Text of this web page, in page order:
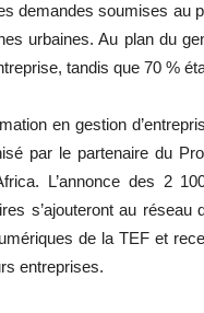
demandes soumises au
urbaines. Au plan du
tandis que 70 %
en gestion
par le partenaire du
L’annonce des 2
s’ajouteront au
de la TEF et
entreprises.